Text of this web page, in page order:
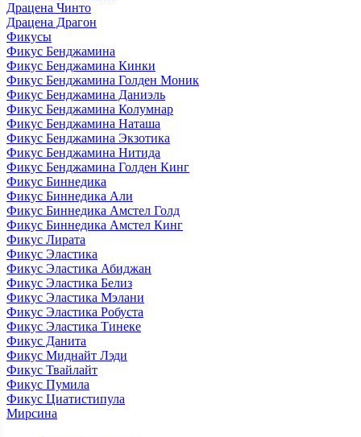
Драцена Чинто
Драцена Драгон
Фикусы
Фикус Бенджамина
Фикус Бенджамина Кинки
Фикус Бенджамина Голден Моник
Фикус Бенджамина Даниэль
Фикус Бенджамина Колумнар
Фикус Бенджамина Наташа
Фикус Бенджамина Экзотика
Фикус Бенджамина Нитида
Фикус Бенджамина Голден Кинг
Фикус Биннедика
Фикус Биннедика Али
Фикус Биннедика Амстел Голд
Фикус Биннедика Амстел Кинг
Фикус Лирата
Фикус Эластика
Фикус Эластика Абиджан
Фикус Эластика Белиз
Фикус Эластика Мэлани
Фикус Эластика Робуста
Фикус Эластика Тинеке
Фикус Данита
Фикус Миднайт Лэди
Фикус Твайлайт
Фикус Пумила
Фикус Циатистипула
Мирсина